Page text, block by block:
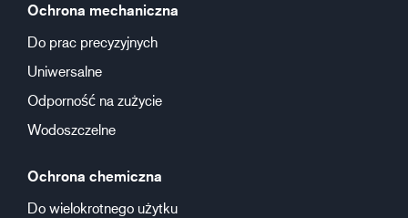
Ochrona mechaniczna
Do prac precyzyjnych
Uniwersalne
Odporność na zużycie
Wodoszczelne
Ochrona chemiczna
Do wielokrotnego użytku